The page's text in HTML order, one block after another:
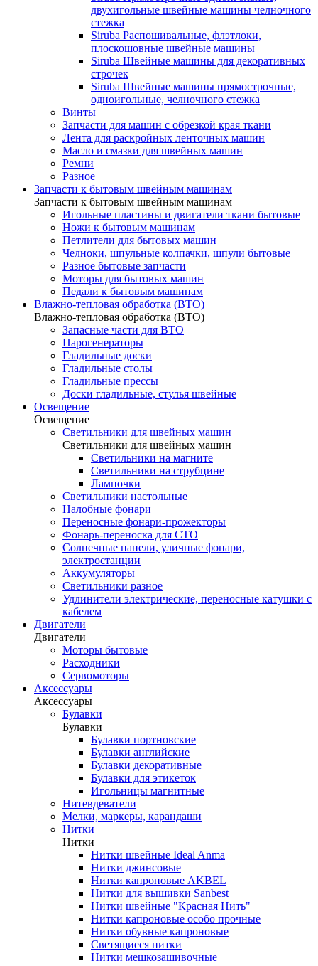
двухигольные швейные машины челночного
стежка
Siruba Распошивальные, флэтлоки,
плоскошовные швейные машины
Siruba Швейные машины для декоративных
строчек
Siruba Швейные машины прямострочные,
одноигольные, челночного стежка
Винты
Запчасти для машин с обрезкой края ткани
Лента для раскройных ленточных машин
Масло и смазки для швейных машин
Ремни
Разное
Запчасти к бытовым швейным машинам
Запчасти к бытовым швейным машинам
Игольные пластины и двигатели ткани бытовые
Ножи к бытовым машинам
Петлители для бытовых машин
Челноки, шпульные колпачки, шпули бытовые
Разное бытовые запчасти
Моторы для бытовых машин
Педали к бытовым машинам
Влажно-тепловая обработка (ВТО)
Влажно-тепловая обработка (ВТО)
Запасные части для ВТО
Парогенераторы
Гладильные доски
Гладильные столы
Гладильные прессы
Доски гладильные, стулья швейные
Освещение
Освещение
Светильники для швейных машин
Светильники для швейных машин
Светильники на магните
Светильники на струбцине
Лампочки
Светильники настольные
Налобные фонари
Переносные фонари-прожекторы
Фонарь-переноска для СТО
Солнечные панели, уличные фонари,
электростанции
Аккумуляторы
Светильники разное
Удлинители электрические, переносные катушки с
кабелем
Двигатели
Двигатели
Моторы бытовые
Расходники
Сервомоторы
Аксессуары
Аксессуары
Булавки
Булавки
Булавки портновские
Булавки английские
Булавки декоративные
Булавки для этикеток
Игольницы магнитные
Нитевдеватели
Мелки, маркеры, карандаши
Нитки
Нитки
Нитки швейные Ideal Anma
Нитки джинсовые
Нитки капроновые AKBEL
Нитки для вышивки Sanbest
Нитки швейные "Красная Нить"
Нитки капроновые особо прочные
Нитки обувные капроновые
Светящиеся нитки
Нитки мешкозашивочные